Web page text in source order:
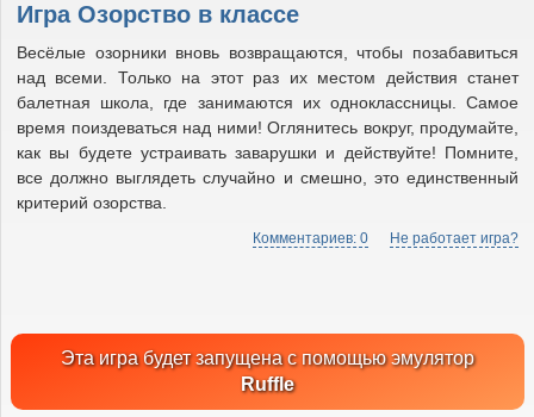
Игра Озорство в классе
Весёлые озорники вновь возвращаются, чтобы позабавиться
над всеми. Только на этот раз их местом действия станет
балетная школа, где занимаются их одноклассницы. Самое
время поиздеваться над ними! Оглянитесь вокруг, продумайте,
как вы будете устраивать заварушки и действуйте! Помните,
все должно выглядеть случайно и смешно, это единственный
критерий озорства.
Комментариев: 0 Не работает игра?
Эта игра будет запущена с помощью эмулятор
Ruffle